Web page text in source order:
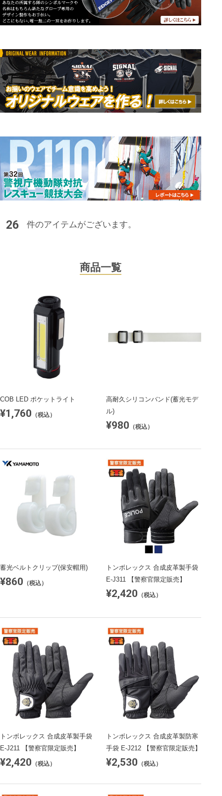
26 件のアイテムがございます。
商品一覧
COB LED ポケットライト
¥1,760 （税込）
高耐久シリコンバンド(蓄光モデ
ル)
¥980 （税込）
蓄光ベルトクリップ(保安帽用)
¥860 （税込）
トンボレックス 合成皮革製手袋
E-J311 【警察官限定販売】
¥2,420 （税込）
トンボレックス 合成皮革製手袋
E-J211 【警察官限定販売】
¥2,420 （税込）
トンボレックス 合成皮革製防寒
手袋 E-J212 【警察官限定販売】
¥2,530 （税込）